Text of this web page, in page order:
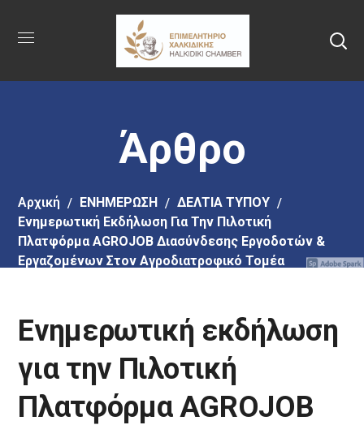
στο
περιεχόμενο
Άρθρο
Αρχική EΝΗΜΕΡΩΣΗ
ΔΕΛΤΙΑ ΤΥΠΟΥ
Ενημερωτική Εκδήλωση Για Την Πιλοτική
Πλατφόρμα AGROJOB Διασύνδεσης Εργοδοτών &
Εργαζομένων Στον Αγροδιατροφικό Τομέα
Ενημερωτική εκδήλωση
για την Πιλοτική
Πλατφόρμα AGROJOB